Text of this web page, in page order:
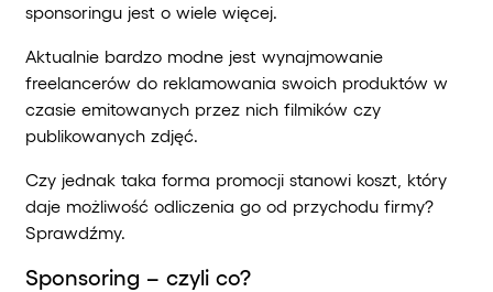
sponsoringu jest o wiele więcej.
Aktualnie bardzo modne jest wynajmowanie
freelancerów do reklamowania swoich produktów w
czasie emitowanych przez nich filmików czy
publikowanych zdjęć.
Czy jednak taka forma promocji stanowi koszt, który
daje możliwość odliczenia go od przychodu firmy?
Sprawdźmy.
Sponsoring – czyli co?